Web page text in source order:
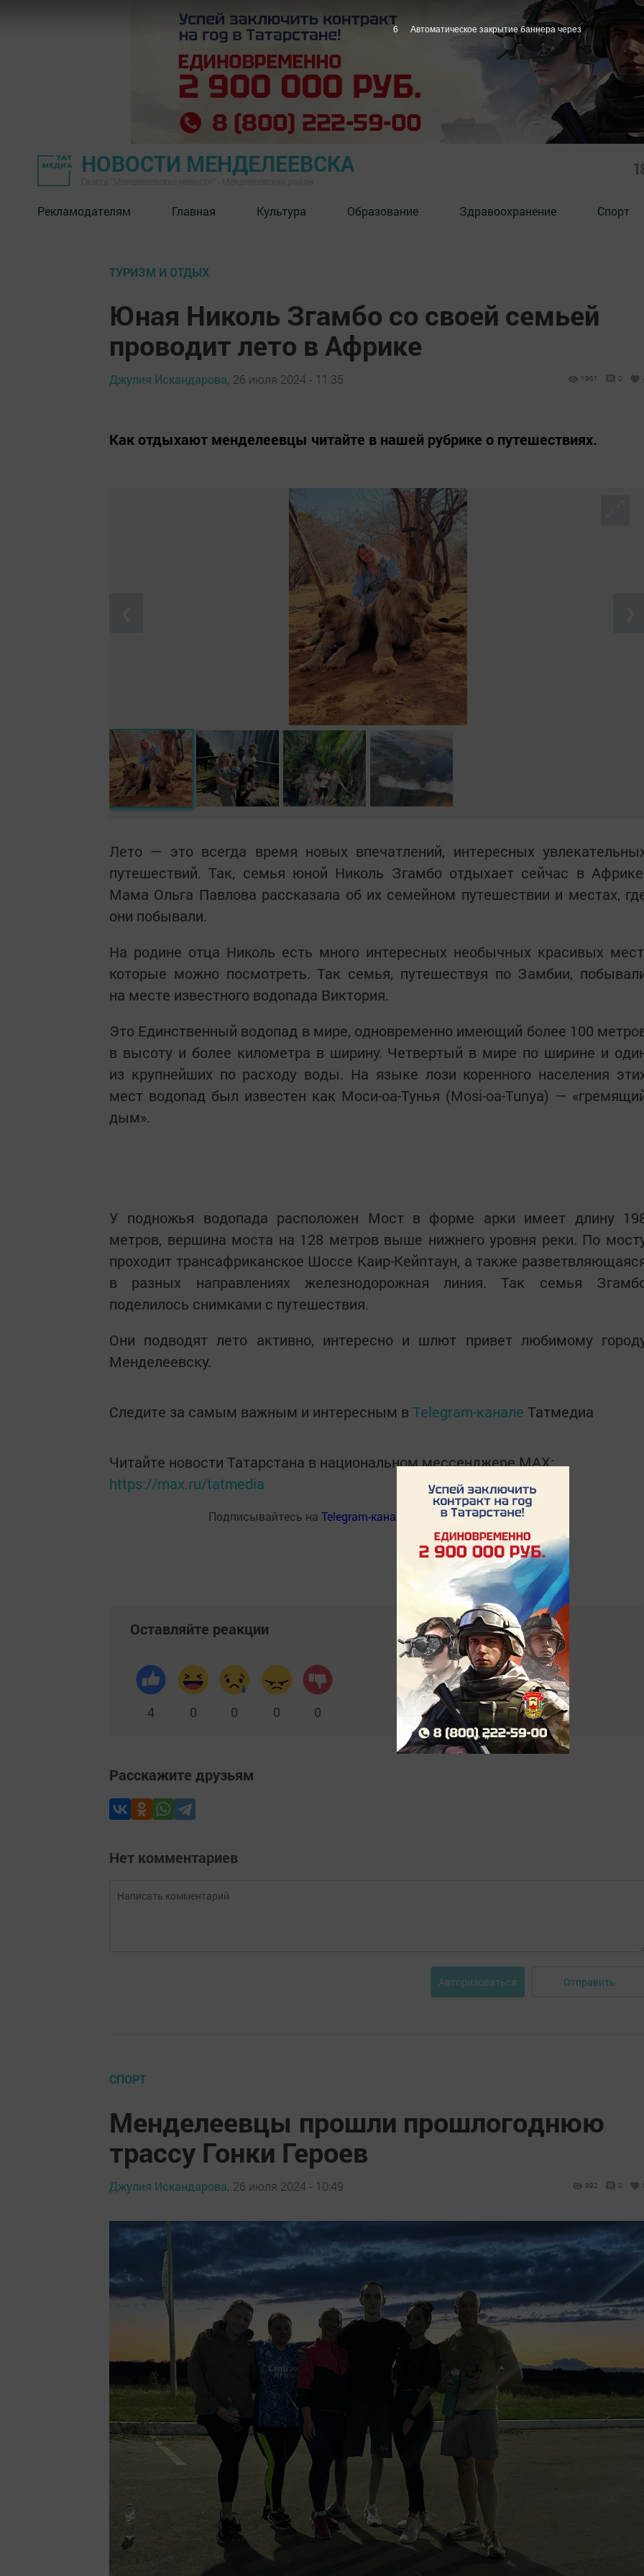
НОВОСТИ МЕНДЕЛЕЕВСКА
Рекламодателям Главная Культура Образование Здравоохранение Спорт
ТУРИЗМ И ОТДЫХ
Юная Николь Згамбо со своей семьей
проводит лето в Африке
Джулия Искандарова, 26 июля 2024 - 11:35 1961 0
Как отдыхают менделеевцы читайте в нашей рубрике о путешествиях.
Лето — это всегда время новых впечатлений, интересных
путешествий. Так, семья юной Николь Згамбо отдыхает сейчас в
Мама Ольга Павлова рассказала об их семейном путешествии и местах,
они побывали.
На родине отца Николь есть много интересных необычных красивых
которые можно посмотреть. Так семья, путешествуя по Замбии,
на месте известного водопада Виктория.
Это Единственный водопад в мире, одновременно имеющий более 100
в высоту и более километра в ширину. Четвертый в мире по ширине и
из крупнейших по расходу воды. На языке лози коренного населения
мест водопад был известен как Моси-оа-Тунья (Mosi-oa-Tunya) —
дым».
У подножья водопада расположен Мост в форме арки имеет длину
метров, вершина моста на 128 метров выше нижнего уровня реки. По
проходит трансафриканское Шоссе Каир-Кейптаун, а также
в разных направлениях железнодорожная линия. Так семья
поделилось снимками с путешествия.
Они подводят лето активно, интересно и шлют привет любимому
Менделеевску.
Следите за самым важным и интересным в Telegram-канале Татмедиа
Читайте новости Татарстана в национальном мессенджере MАХ:
https://max.ru/tatmedia
Подписывайтесь на Telegram-канал «Менделеевские новости»
Оставляйте реакции
4 0 0 0 0
Расскажите друзьям
Нет комментариев
Авторизоваться Отправить
СПОРТ
Менделеевцы прошли прошлогоднюю
трассу Гонки Героев
Джулия Искандарова, 26 июля 2024 - 10:49 892 0
4 Автоматическое закрытие баннера через